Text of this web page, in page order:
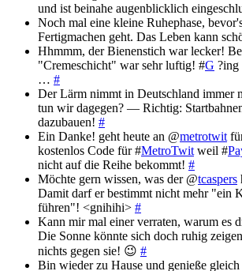
und ist beinahe augenblicklich
Noch mal eine kleine Ruhephase,
Fertigmachen geht. Das Leben kann
Hhmmm, der Bienenstich war lecker!
"Cremeschicht" war sehr luftig! #G ?ing
… #
Der Lärm nimmt in Deutschland immer
tun wir dagegen? — Richtig:
dazubauen! #
Ein Danke! geht heute an @metrotwit
kostenlos Code für #MetroTwit weil #
nicht auf die Reihe bekommt! #
Möchte gern wissen, was der @tcaspers
Damit darf er bestimmt nicht mehr "ein
führen"! <gnihihi> #
Kann mir mal einer verraten, warum es
Die Sonne könnte sich doch ruhig
nichts gegen sie! 😉 #
Bin wieder zu Hause und genieße